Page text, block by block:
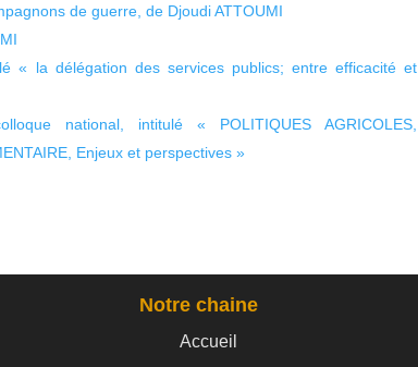
de guerre, de Djoudi ATTOUMI
« la délégation des services publics; entre efficacité et
national, intitulé « POLITIQUES AGRICOLES,
Enjeux et perspectives »
Notre chaine
Accueil